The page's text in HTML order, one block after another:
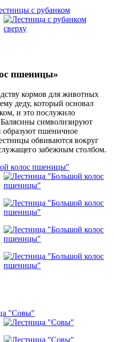
пшеницы»
кормов для животных
деду, который основал
и это послужило
символизируют
образуют пшеничное
обвиваются вокруг
забежным столбом.